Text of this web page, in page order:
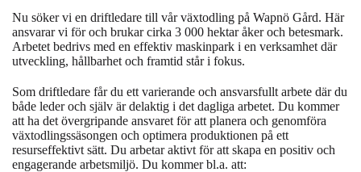
Nu söker vi en driftledare till vår växtodling på Wapnö Gård. Här
ansvarar vi för och brukar cirka 3 000 hektar åker och betesmark.
Arbetet bedrivs med en effektiv maskinpark i en verksamhet där
utveckling, hållbarhet och framtid står i fokus.
Som driftledare får du ett varierande och ansvarsfullt arbete där du
både leder och själv är delaktig i det dagliga arbetet. Du kommer
att ha det övergripande ansvaret för att planera och genomföra
växtodlingssäsongen och optimera produktionen på ett
resurseffektivt sätt. Du arbetar aktivt för att skapa en positiv och
engagerande arbetsmiljö. Du kommer bl.a. att: